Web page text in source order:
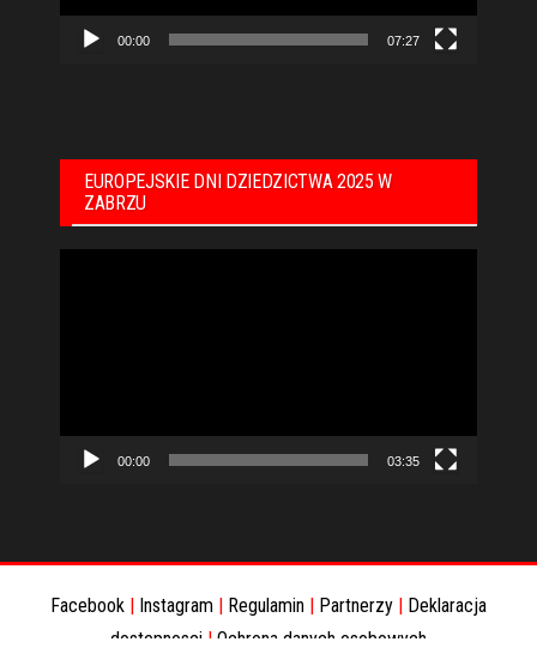
00:00 07:27
EUROPEJSKIE DNI DZIEDZICTWA 2025 W
ZABRZU
00:00 03:35
Facebook | Instagram | Regulamin | Partnerzy | Deklaracja
dostepnosci | Ochrona danych osobowych